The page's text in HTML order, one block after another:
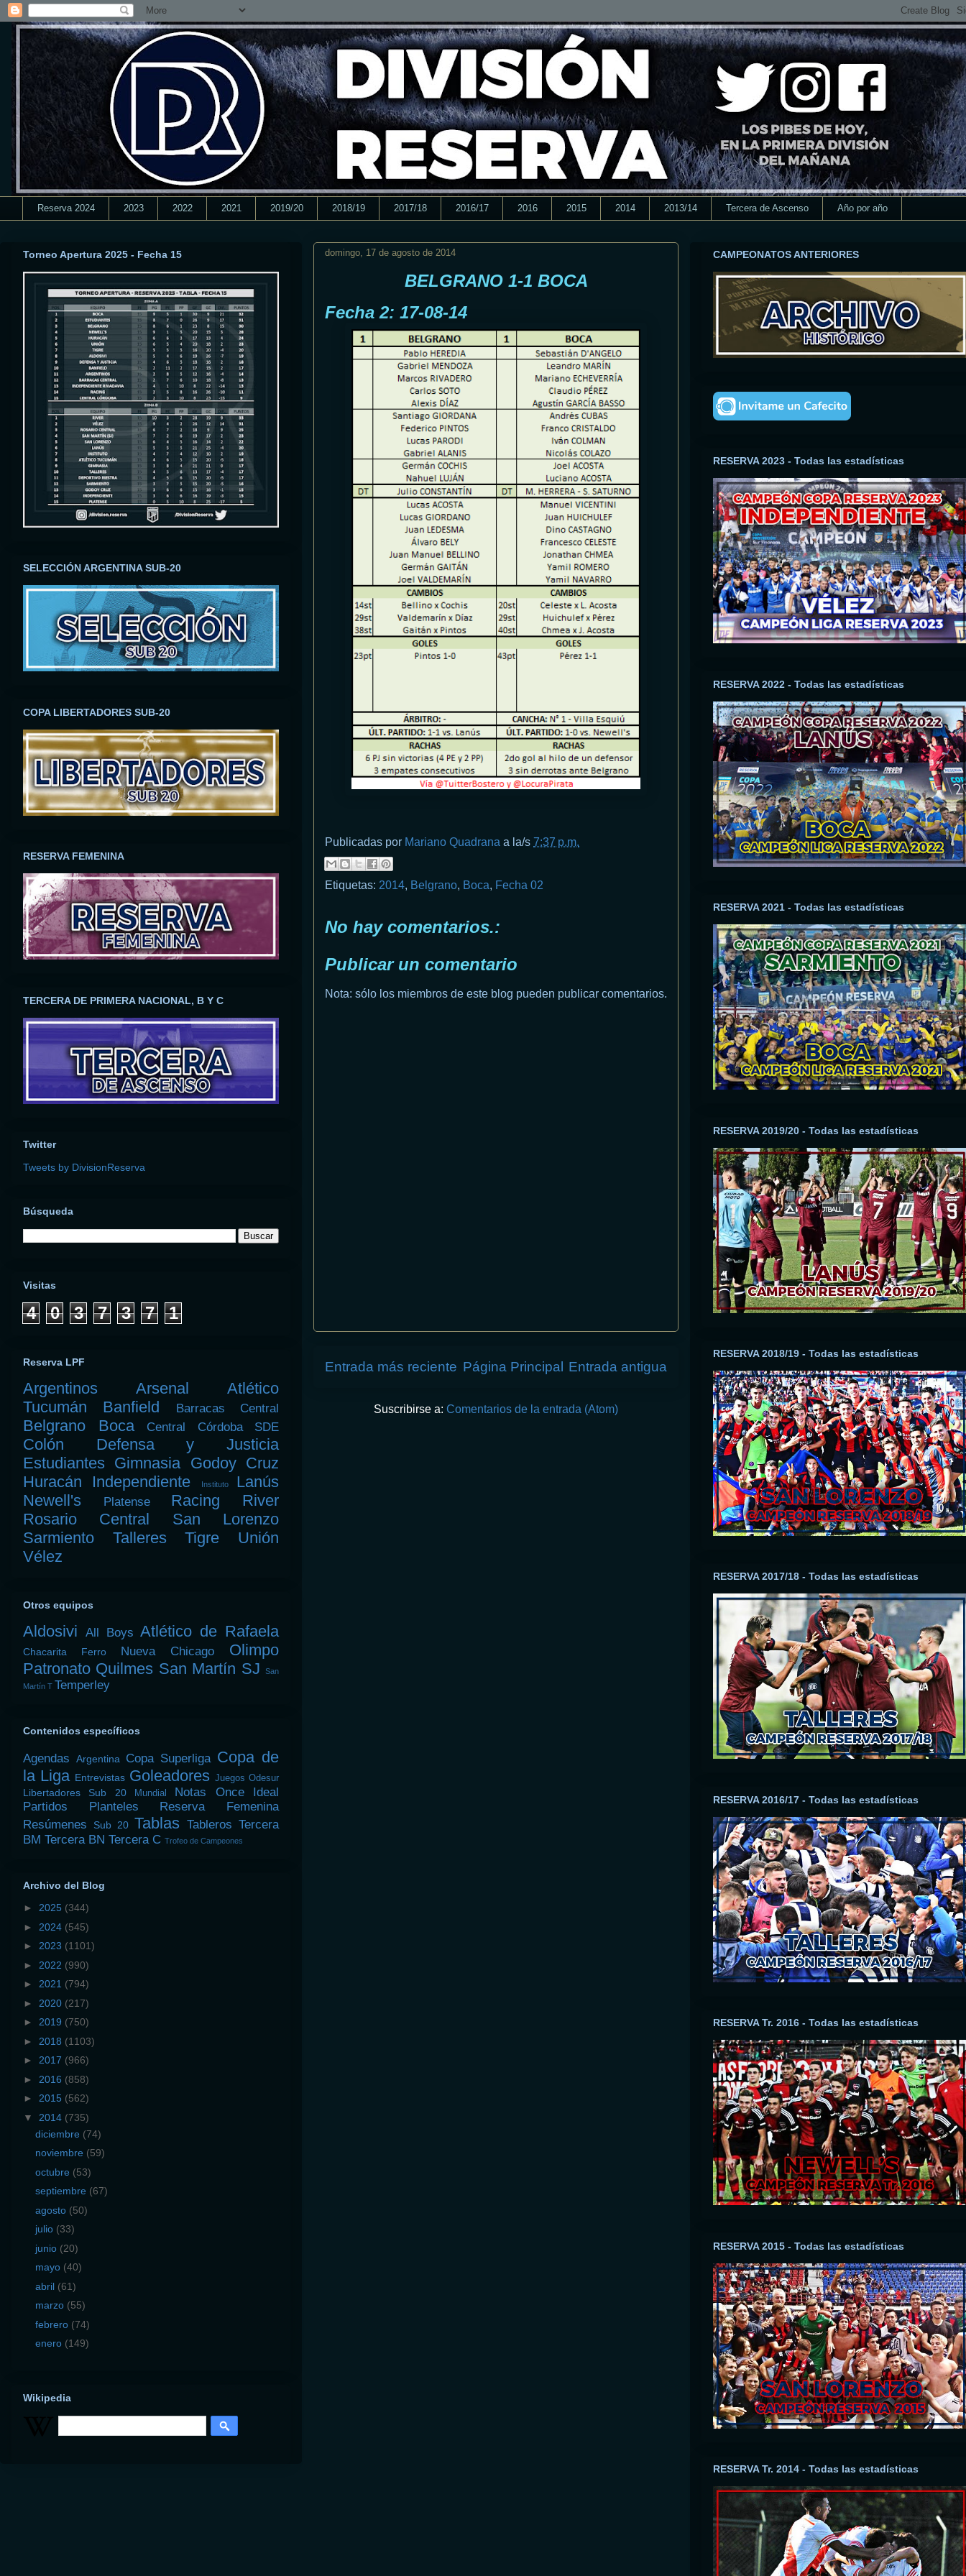
Reserva 2024 2023 2022 2021 2019/20 2018/19 2017/18 2016/17 2016 2015 2014 2013/14 Tercera de Ascenso Año por año
domingo, 17 de agosto de 2014
BELGRANO 1-1 BOCA
Fecha 2: 17-08-14
Publicadas por Mariano Quadrana a la/s 7:37 p.m.
Etiquetas: 2014, Belgrano, Boca, Fecha 02
No hay comentarios.:
Publicar un comentario
Nota: sólo los miembros de este blog pueden publicar comentarios.
Entrada más reciente Entrada antigua
Página Principal
Suscribirse a: Comentarios de la entrada (Atom)
Torneo Apertura 2025 - Fecha 15
SELECCIÓN ARGENTINA SUB-20
COPA LIBERTADORES SUB-20
RESERVA FEMENINA
TERCERA DE PRIMERA NACIONAL, B Y C
Twitter
Tweets by DivisionReserva
Búsqueda
Visitas
4 0 3 7 3 7 1
Reserva LPF
Argentinos Arsenal
Atlético
Tucumán
Banfield Barracas Central
Belgrano Boca Central Córdoba SDE
Colón
Defensa y Justicia
Estudiantes Gimnasia Godoy Cruz
Huracán
Independiente Instituto
Lanús
Newell's
Platense Racing
River
Rosario Central
San Lorenzo
Sarmiento
Talleres Tigre
Unión
Vélez
Otros equipos
Aldosivi All Boys Atlético de Rafaela
Chacarita Ferro Nueva Chicago
Olimpo
Patronato Quilmes San Martín SJ
San
Martín T Temperley
Contenidos específicos
Agendas Argentina Copa Superliga Copa de
la Liga Entrevistas Goleadores Juegos Odesur
Libertadores Sub 20 Mundial Notas
Once Ideal
Partidos
Planteles
Reserva Femenina
Resúmenes
Sub 20 Tablas Tableros Tercera
BM Tercera BN Tercera C Trofeo de Campeones
Archivo del Blog
► 2025 (344)
► 2024 (545)
► 2023 (1101)
► 2022 (990)
► 2021 (794)
► 2020 (217)
► 2019 (750)
► 2018 (1103)
► 2017 (966)
► 2016 (858)
► 2015 (562)
▼ 2014 (735)
diciembre (74)
noviembre (59)
octubre (53)
septiembre (67)
agosto (50)
julio (33)
junio (20)
mayo (40)
abril (61)
marzo (55)
febrero (74)
enero (149)
Wikipedia
CAMPEONATOS ANTERIORES
RESERVA 2023 - Todas las estadísticas
RESERVA 2022 - Todas las estadísticas
RESERVA 2021 - Todas las estadísticas
RESERVA 2019/20 - Todas las estadísticas
RESERVA 2018/19 - Todas las estadísticas
RESERVA 2017/18 - Todas las estadísticas
RESERVA 2016/17 - Todas las estadísticas
RESERVA Tr. 2016 - Todas las estadísticas
RESERVA 2015 - Todas las estadísticas
RESERVA Tr. 2014 - Todas las estadísticas